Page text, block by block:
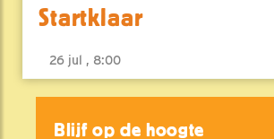
Startklaar
26 jul , 8:00
Blijf op de hoogte